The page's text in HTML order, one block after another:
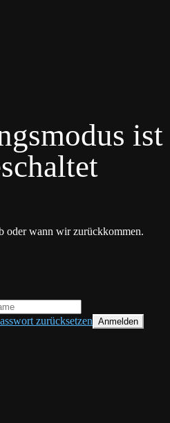
ist
oder wann wir zurückkommen.
zurücksetzen